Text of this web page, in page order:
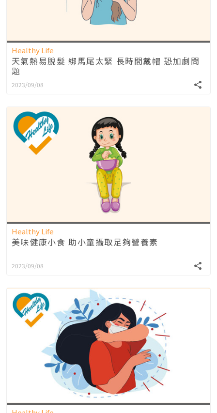
Healthy Life
天氣熱易脫髮 綁馬尾太緊 長時間戴帽 恐加劇問
題
2023/09/08
Healthy Life
美味健康小食 助小童攝取足夠營養素
2023/09/08